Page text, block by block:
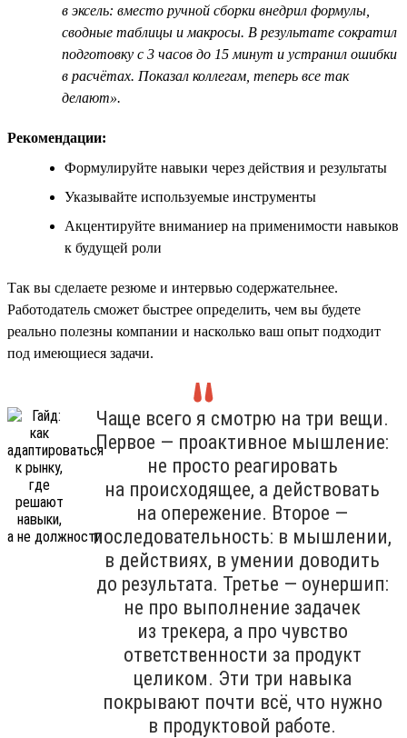
в эксель: вместо ручной сборки внедрил формулы,
сводные таблицы и макросы. В результате сократил
подготовку с 3 часов до 15 минут и устранил ошибки
в расчётах. Показал коллегам, теперь все так
делают».
Рекомендации:
Формулируйте навыки через действия и результаты
Указывайте используемые инструменты
Акцентируйте вниманиер на применимости навыков
к будущей роли
Так вы сделаете резюме и интервью содержательнее.
Работодатель сможет быстрее определить, чем вы будете
реально полезны компании и насколько ваш опыт подходит
под имеющиеся задачи.
Чаще всего я смотрю на три вещи.
Первое — проактивное мышление:
не просто реагировать
на происходящее, а действовать
на опережение. Второе —
последовательность: в мышлении,
в действиях, в умении доводить
до результата. Третье — оунершип:
не про выполнение задачек
из трекера, а про чувство
ответственности за продукт
целиком. Эти три навыка
покрывают почти всё, что нужно
в продуктовой работе.